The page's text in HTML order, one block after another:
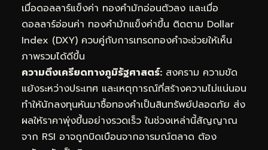
เมื่อดอลลาร์แข็งค่า ทองคำมักอ่อนตัวลง และเมื่อ
ดอลลาร์อ่อนค่า ทองคำมักแข็งค่าขึ้น ติดตาม Dollar
Index (DXY) ควบคู่กับการเทรดทองคำจะช่วยให้เห็น
ภาพรวมได้ดีขึ้น
ความตึงเครียดทางภูมิรัฐศาสตร์: สงคราม ความขัด
แย้งระหว่างประเทศ และเหตุการณ์ที่สร้างความไม่แน่นอน
ทำให้นักลงทุนหันมาซื้อทองคำเป็นสินทรัพย์ปลอดภัย ส่ง
ผลให้ราคาพุ่งขึ้นอย่างรวดเร็ว ในช่วงเหล่านี้สัญญาณ
จาก RSI อาจถูกบิดเบือนจากอารมณ์ตลาด ต้อง